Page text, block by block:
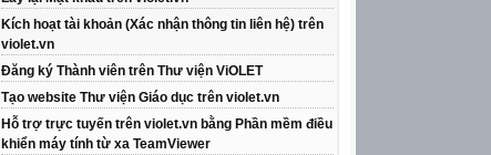
Kích hoạt tài khoản (Xác nhận thông tin liên hệ) trên
violet.vn
Đăng ký Thành viên trên Thư viện ViOLET
Tạo website Thư viện Giáo dục trên violet.vn
Hỗ trợ trực tuyến trên violet.vn bằng Phần mềm điều
khiển máy tính từ xa TeamViewer